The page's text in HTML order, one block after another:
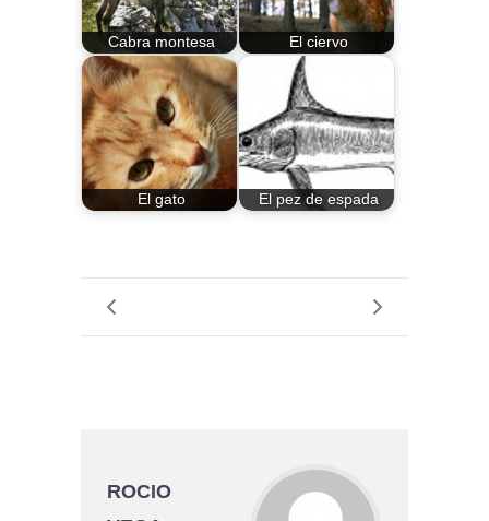
Cabra montesa El ciervo
El gato El pez de espada
ROCIO